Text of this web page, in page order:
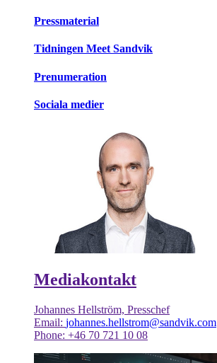
Pressmaterial
Tidningen Meet Sandvik
Prenumeration
Sociala medier
Mediakontakt
Johannes Hellström, Presschef
Email: johannes.hellstrom@sandvik.com
Phone: +46 70 721 10 08